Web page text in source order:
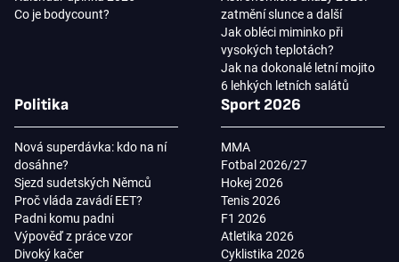
Co je bodycount?
zatmění slunce a další
Jak obléci miminko při
vysokých teplotách?
Jak na dokonalé letní mojito
6 lehkých letních salátů
Politika
Nová superdávka: kdo na ní
dosáhne?
Sjezd sudetských Němců
Proč vláda zavádí EET?
Padni komu padni
Výpověď z práce vzor
Divoký kačer
Sport 2026
MMA
Fotbal 2026/27
Hokej 2026
Tenis 2026
F1 2026
Atletika 2026
Cyklistika 2026